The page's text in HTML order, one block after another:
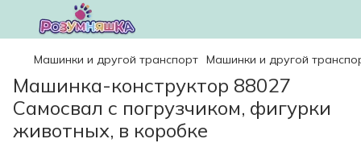
Машинки и другой транспорт Машинки и другой
Машинка-конструктор 88027
Самосвал с погрузчиком, фигурки
животных, в коробке